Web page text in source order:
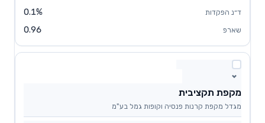
0.1%
0.96
מקפת תקציבית
מגדל מקפת קרנות פנסיה וקופות גמל בע"מ